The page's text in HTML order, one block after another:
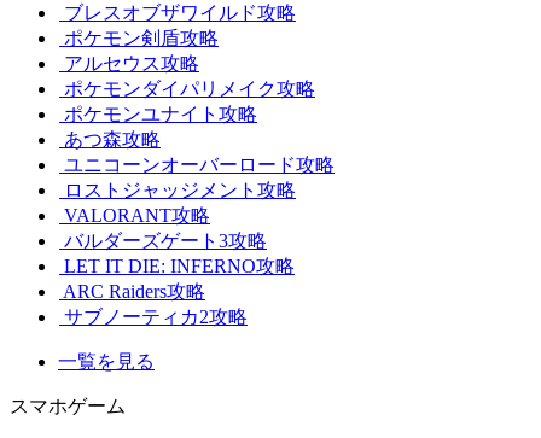
ブレスオブザワイルド攻略
ポケモン剣盾攻略
アルセウス攻略
ポケモンダイパリメイク攻略
ポケモンユナイト攻略
あつ森攻略
ユニコーンオーバーロード攻略
ロストジャッジメント攻略
VALORANT攻略
バルダーズゲート3攻略
LET IT DIE: INFERNO攻略
ARC Raiders攻略
サブノーティカ2攻略
一覧を見る
スマホゲーム